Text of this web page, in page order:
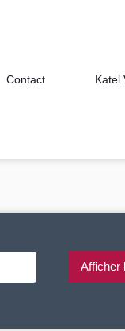
Contact Katel